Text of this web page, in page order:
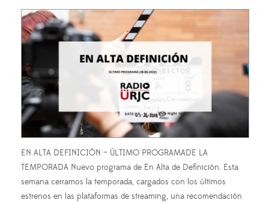
EN ALTA DEFINICIÓN – ÚLTIMO PROGRAMADE LA
TEMPORADA Nuevo programa de En Alta de Definición. Esta
semana cerramos la temporada, cargados con los últimos
estrenos en las plataformas de streaming, una recomendación